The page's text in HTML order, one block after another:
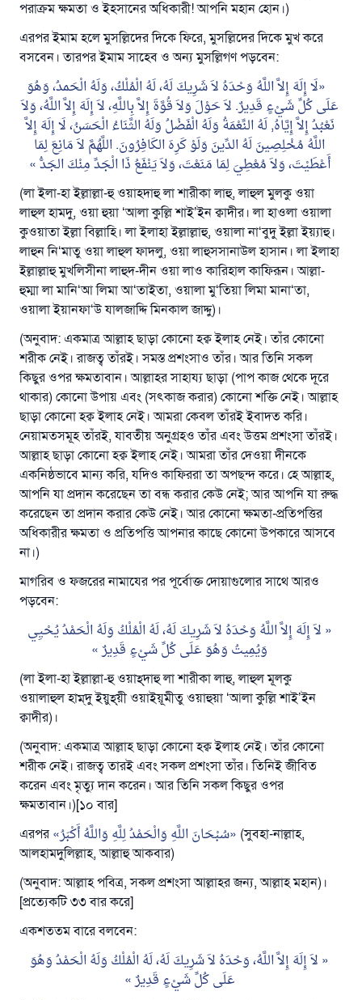
পরাক্রম ক্ষমতা ও ইহসানের অধিকারী! আপনি মহান হোন।)
এরপর ইমাম হলে মুসল্লিদের দিকে ফিরে, মুসল্লিদের দিকে মুখ করে
বসবেন। তারপর ইমাম সাহেব ও অন্য মুসল্লিগণ পড়বেন:
لَا إِلَهَ إِلاَّ اللَّهُ وَحْدَهُ لاَ شَرِيكَ لَهُ، لَهُ الْمُلْكُ، وَلَهُ الْحَمدُ، وَهُوَ
عَلَى كُلِّ شَيْءٍ قَدِيرٌ. لاَ حَوْلَ وَلاَ قُوَّةَ إِلاَّ بِاللَّهِ، لاَ إِلَهَ إِلاَّ اللَّهُ، وَلاَ
نَعْبُدُ إِلاَّ إِيَّاهُ, لَهُ النِّعْمَةُ وَلَهُ الْفَضْلُ وَلَهُ الثَّنَاءُ الْحَسَنُ، لَا إِلَهَ إِلاَّ
اللَّهُ مُخْلِصِينَ لَهُ الدِّينَ وَلَوْ كَرِهَ الكَافِرُونَ. اللَّهُمَّ لاَ مَانِعَ لِمَا
أَعْطَيْتَ، وَلاَ مُعْطِيَ لِمَا مَنَعْتَ، وَلاَ يَنْفَعُ ذَا الْجَدِّ مِنْكَ الجَدُّ
(লা ইলা-হা ইল্লাল্লা-হু ওয়াহ্দাহু লা শারীকা লাহু, লাহুল মুলকু ওয়া
লাহুল হামদু, ওয়া হুয়া ‘আলা কুল্লি শাই’ইন ক্বাদীর। লা হাওলা ওয়ালা
কুওয়াতা ইল্লা বিল্লাহি। লা ইলাহা ইল্লাল্লাহু, ওয়ালা না‘বুদু ইল্লা ইয়্যাহু।
লাহুন নি‘মাতু ওয়া লাহুল ফাদলু, ওয়া লাহুসসানাউল হাসান। লা ইলাহা
ইল্লাল্লাহু মুখলিসীনা লাহুদ-দীন ওয়া লাও কারিহাল কাফিরূন। আল্লা-
হুম্মা লা মানি‘আ লিমা আ‘তাইতা, ওয়ালা মু‘তিয়া লিমা মানা‘তা,
ওয়ালা ইয়ানফা‘উ যালজাদ্দি মিনকাল জাদ্দু)।
(অনুবাদ: একমাত্র আল্লাহ ছাড়া কোনো হক্ব ইলাহ নেই। তাঁর কোনো
শরীক নেই। রাজত্ব তাঁরই। সমস্ত প্রশংসাও তাঁর। আর তিনি সকল
কিছুর ওপর ক্ষমতাবান। আল্লাহর সাহায্য ছাড়া (পাপ কাজ থেকে দূরে
থাকার) কোনো উপায় এবং (সৎকাজ করার) কোনো শক্তি নেই। আল্লাহ
ছাড়া কোনো হক্ব ইলাহ নেই। আমরা কেবল তাঁরই ইবাদত করি।
নেয়ামতসমূহ তাঁরই, যাবতীয় অনুগ্রহও তাঁর এবং উত্তম প্রশংসা তাঁরই।
আল্লাহ ছাড়া কোনো হক্ব ইলাহ নেই। আমরা তাঁর দেওয়া দীনকে
একনিষ্ঠভাবে মান্য করি, যদিও কাফিররা তা অপছন্দ করে। হে আল্লাহ,
আপনি যা প্রদান করেছেন তা বন্ধ করার কেউ নেই; আর আপনি যা রুদ্ধ
করেছেন তা প্রদান করার কেউ নেই। আর কোনো ক্ষমতা-প্রতিপত্তির
অধিকারীর ক্ষমতা ও প্রতিপত্তি আপনার কাছে কোনো উপকারে আসবে
না।)
মাগরিব ও ফজরের নামাযের পর পূর্বোক্ত দোয়াগুলোর সাথে আরও
পড়বেন:
لاَ إِلَهَ إِلاَّ اللَّهُ وَحْدَهُ لاَ شَرِيكَ لَهُ، لَهُ الْمُلْكُ وَلَهُ الْحَمْدُ يُحْيِي
وَيُمِيتُ وَهُوَ عَلَى كُلِّ شَيْءٍ قَدِيرٌ
(লা ইলা-হা ইল্লাল্লা-হু ওয়াহ্‌দাহু লা শারীকা লাহু, লাহুল মূলকু
ওয়ালাহুল হাম্‌দু ইয়ুহ্‌য়ী ওয়াইয়ূমীতু ওয়াহুয়া ‘আলা কুল্লি শাই’ইন
ক্বাদীর)।
(অনুবাদ: একমাত্র আল্লাহ ছাড়া কোনো হক্ব ইলাহ নেই। তাঁর কোনো
শরীক নেই। রাজত্ব তারই এবং সকল প্রশংসা তাঁর। তিনিই জীবিত
করেন এবং মৃত্যু দান করেন। আর তিনি সকল কিছুর ওপর
ক্ষমতাবান।)[১০ বার]
এরপর
سُبْحَانَ اللَّهِ وَالْحَمْدُ لِلَّهِ وَاللَّهُ أَكْبَرُ
(সুবহা-নাল্লাহ,
আলহামদুলিল্লাহ, আল্লাহু আকবার)
(অনুবাদ: আল্লাহ পবিত্র, সকল প্রশংসা আল্লাহর জন্য, আল্লাহ মহান)।
[প্রত্যেকটি ৩৩ বার করে]
একশততম বারে বলবেন:
لاَ إِلَهَ إِلاَّ اللَّهُ، وَحْدَهُ لاَ شَرِيكَ لَهُ، لَهُ الْمُلْكُ وَلَهُ الْحَمْدُ وَهُوَ
عَلَى كُلِّ شَيْءٍ قَدِيرٌ
উত্তর নম্বর ১১০৮৪৫ একটি বিবাহ রক্ষা
উম্মাহকে উত্তর দিতে আমাদেরকে সহযোগিতা করুন
রাসূল সাল্লাল্লাহু আলাইহি ওয়া সাল্লাম বলেছেন
যে ব্যক্তি সৎ কর্মের পথ দেখাবে সে সৎকর্মকারীর সমান
(সহিহ মুসলিম; ১৮৯৩)
এখনই শরীক হোন